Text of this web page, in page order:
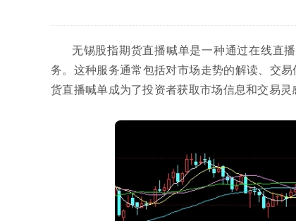
无锡股指期货直播喊单是一种通过在线直
务。这种服务通常包括对市场走势的解读、交
货直播喊单成为了投资者获取市场信息和交易灵